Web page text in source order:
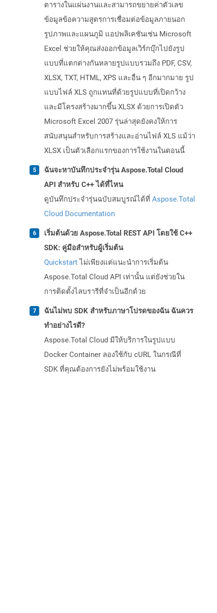
ตารางในแผ่นงานและสามารถขยายค่าตัวเลข
ข้อมูลข้อความสูตรการเชื่อมต่อข้อมูลภายนอก
รูปภาพและแผนภูมิ แอปพลิเคชันเช่น Microsoft
Excel ช่วยให้คุณส่งออกข้อมูลเวิร์กบุ๊กไปยังรูป
แบบที่แตกต่างกันหลายรูปแบบรวมถึง PDF, CSV,
XLSX, TXT, HTML, XPS และอื่น ๆ อีกมากมาย รูป
แบบไฟล์ XLS ถูกแทนที่ด้วยรูปแบบที่เปิดกว้าง
และมีโครงสร้างมากขึ้น XLSX ด้วยการเปิดตัว
Microsoft Excel 2007 รุ่นล่าสุดยังคงให้การ
สนับสนุนสำหรับการสร้างและอ่านไฟล์ XLS แม้ว่า
XLSX เป็นตัวเลือกแรกของการใช้งานในตอนนี้
ฉันจะหาบันทึกประจำรุ่น Aspose.Total Cloud
API สำหรับ C++ ได้ที่ไหน
ดูบันทึกประจำรุ่นฉบับสมบูรณ์ได้ที่ Aspose.Total
Cloud Documentation
เริ่มต้นด้วย Aspose.Total REST API โดยใช้ C++
SDK: คู่มือสำหรับผู้เริ่มต้น
Quickstartไม่เพียงแต่แนะนำการเริ่มต้น
Aspose.Total Cloud API เท่านั้น แต่ยังช่วยใน
การติดตั้งไลบรารีที่จำเป็นอีกด้วย
ฉันไม่พบ SDK สำหรับภาษาโปรดของฉัน ฉันควร
ทำอย่างไรดี?
Aspose.Total Cloud มีให้บริการในรูปแบบ
Docker Container ลองใช้กับ cURL ในกรณีที่
SDK ที่คุณต้องการยังไม่พร้อมใช้งาน